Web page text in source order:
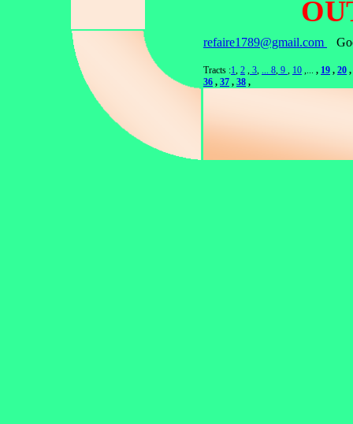
refaire1789@gmail.com
Tracts :1, 2 , 3, ... 8, 9 , 10 ,... , 19 , 20 ,
36 , 37 , 38 ,